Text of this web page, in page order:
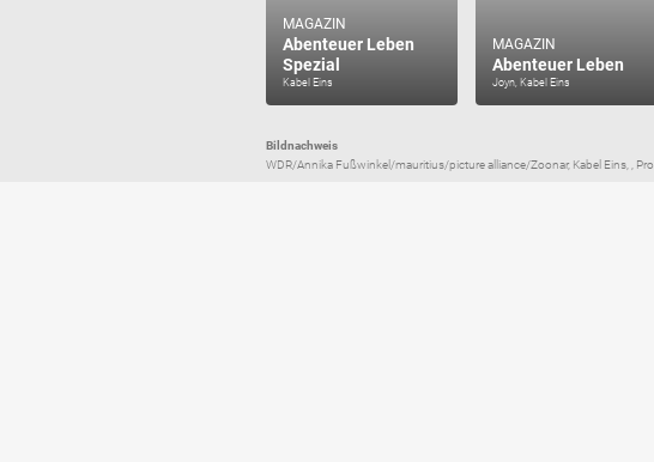
MAGAZIN
Abenteuer Leben
Spezial
Kabel Eins
MAGAZIN
Abenteuer Leben
Joyn, Kabel Eins
Bildnachweis
WDR/Annika Fußwinkel/mauritius/picture alliance/Zoonar, Kabel Eins, ,